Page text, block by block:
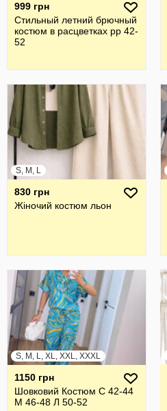
999 грн
Стильный летний брючный
костюм в расцветках рр 42-
52
S, M, L
830 грн
Жіночий костюм льон
S, M, L, XL, XXL, XXXL
1150 грн
Шовковий Костюм С 42-44
М 46-48 Л 50-52